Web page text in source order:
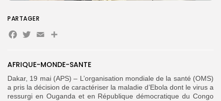
for:
FR
AFRIQUE-MONDE-SANTE
Dakar, 19 mai (APS) – L’organisation mondiale de la santé (OMS)
a pris la décision de caractériser la maladie d’Ebola dont le virus a
ressurgi en Ouganda et en République démocratique du Congo
PARTAGER
Facebook
Twitter
EmailPartager